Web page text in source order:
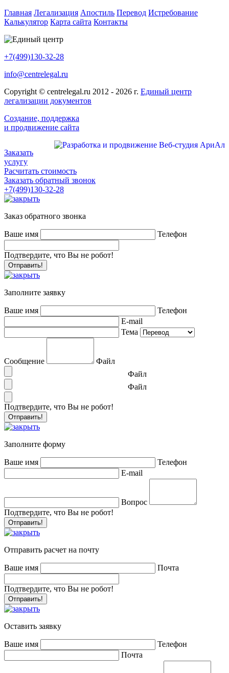
Главная Легализация Апостиль Перевод Истребование
Калькулятор Карта сайта Контакты
+7(499)130-32-28
info@centrelegal.ru
Copyright © centrelegal.ru 2012 - 2026 г. Единый центр
легализации документов
Создание, поддержка
и продвижение сайта
Заказать
услугу
Расчитать стоимость
Заказать обратный звонок
+7(499)130-32-28
Заказ обратного звонка
Ваше имя Телефон
Подтвердите, что Вы не робот!
Заполните заявку
Ваше имя
Телефон
E-mail
Тема
Сообщение
Файл
Файл
Файл
Подтвердите, что Вы не робот!
Заполните форму
Ваше имя
Телефон
E-mail
Вопрос
Подтвердите, что Вы не робот!
Отправить расчет на почту
Ваше имя Почта
Подтвердите, что Вы не робот!
Оставить заявку
Ваше имя
Телефон
Почта